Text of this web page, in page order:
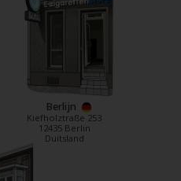
Berlijn
Kiefholztraße 253
12435 Berlin
Duitsland